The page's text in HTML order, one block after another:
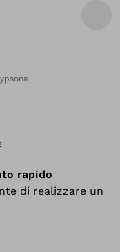
rapido
di realizzare un